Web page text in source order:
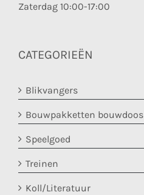
Zaterdag 10:00-17:00
CATEGORIEËN
Blikvangers
Bouwpakketten bouwdoos
Speelgoed
Treinen
Koll/Literatuur